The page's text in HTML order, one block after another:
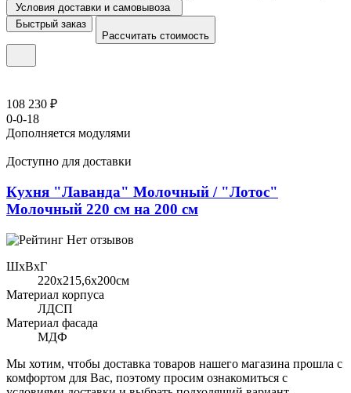
Условия доставки и самовывоза
Быстрый заказ
Рассчитать стоимость
108 230 ₽
0-0-18
Дополняется модулями
Доступно для доставки
Кухня "Лаванда" Молочный / "Лотос"
Молочный 220 см на 200 см
Нет отзывов
ШхВхГ
220x215,6х200см
Материал корпуса
ЛДСП
Материал фасада
МДФ
Мы хотим, чтобы доставка товаров нашего магазина прошла с
комфортом для Вас, поэтому просим ознакомиться с